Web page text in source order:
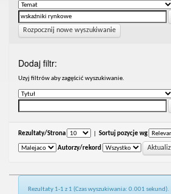
Rozpocznij nowe wyszukiwanie
Dodaj filtr:
Uzyj filtrów aby zagęścić wyszukiwanie.
Rezultaty/Strona Sortuj pozycje wg
Autorzy/rekord
Rezultaty 1-1 z 1 (Czas wyszukiwania: 0.001 sekund).